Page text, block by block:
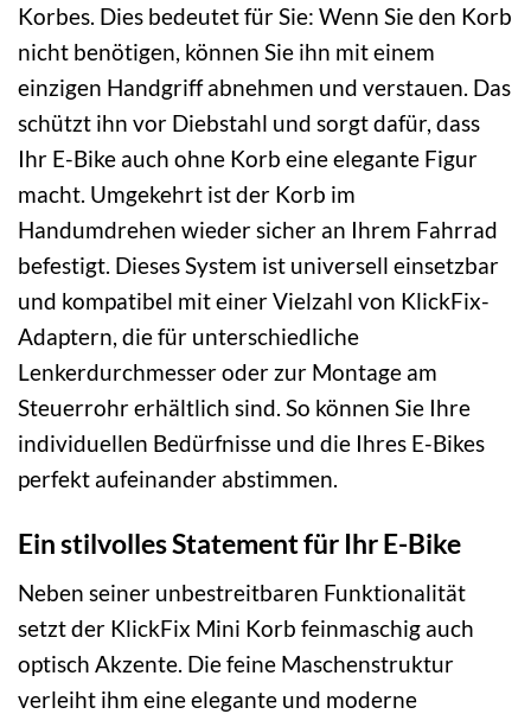
Korbes. Dies bedeutet für Sie: Wenn Sie den Korb
nicht benötigen, können Sie ihn mit einem
einzigen Handgriff abnehmen und verstauen. Das
schützt ihn vor Diebstahl und sorgt dafür, dass
Ihr E-Bike auch ohne Korb eine elegante Figur
macht. Umgekehrt ist der Korb im
Handumdrehen wieder sicher an Ihrem Fahrrad
befestigt. Dieses System ist universell einsetzbar
und kompatibel mit einer Vielzahl von KlickFix-
Adaptern, die für unterschiedliche
Lenkerdurchmesser oder zur Montage am
Steuerrohr erhältlich sind. So können Sie Ihre
individuellen Bedürfnisse und die Ihres E-Bikes
perfekt aufeinander abstimmen.
Ein stilvolles Statement für Ihr E-Bike
Neben seiner unbestreitbaren Funktionalität
setzt der KlickFix Mini Korb feinmaschig auch
optisch Akzente. Die feine Maschenstruktur
verleiht ihm eine elegante und moderne